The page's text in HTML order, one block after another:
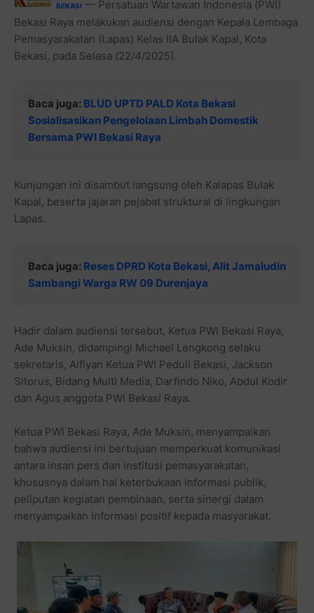
BEKASI — Persatuan Wartawan Indonesia (PWI)
Bekasi Raya melakukan audiensi dengan Kepala Lembaga
Pemasyarakatan (Lapas) Kelas IIA Bulak Kapal, Kota
Bekasi, pada Selasa (22/4/2025).
Baca juga: BLUD UPTD PALD Kota Bekasi
Sosialisasikan Pengelolaan Limbah Domestik
Bersama PWI Bekasi Raya
Kunjungan ini disambut langsung oleh Kalapas Bulak
Kapal, beserta jajaran pejabat struktural di lingkungan
Lapas.
Baca juga: Reses DPRD Kota Bekasi, Alit Jamaludin
Sambangi Warga RW 09 Durenjaya
Hadir dalam audiensi tersebut, Ketua PWI Bekasi Raya,
Ade Muksin, didampingi Michael Lengkong selaku
sekretaris, Alfiyan Ketua PWI Peduli Bekasi, Jackson
Sitorus, Bidang Multi Media, Darfindo Niko, Abdul Kodir
dan Agus anggota PWI Bekasi Raya.
Ketua PWI Bekasi Raya, Ade Muksin, menyampaikan
bahwa audiensi ini bertujuan memperkuat komunikasi
antara insan pers dan institusi pemasyarakatan,
khususnya dalam hal keterbukaan informasi publik,
peliputan kegiatan pembinaan, serta sinergi dalam
menyampaikan informasi positif kepada masyarakat.